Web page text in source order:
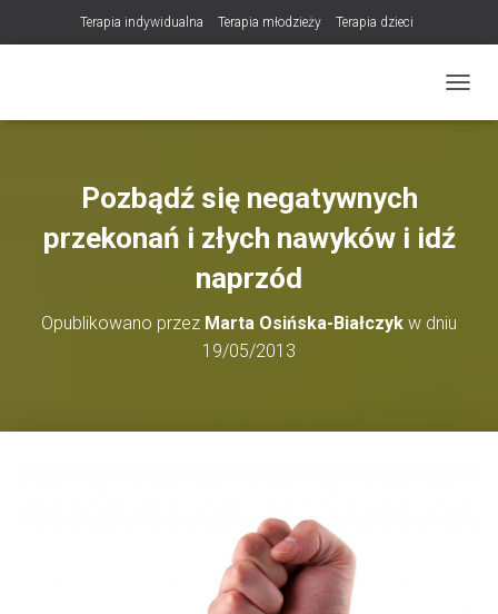
Terapia indywidualna Terapia młodzieży Terapia dzieci
NOWOŚĆ! Trening Komunikacji dla Par
LET Me Go! – Ekspresowa Terapia Lęku (IET) Cart
Konsultacje rodzicielskie
https://zdrowiewglowie.pl/konsultacje-rodzicielskie/ Płatność Produkty
Pozbądź się negatywnych
przekonań i złych nawyków i idź
naprzód
Opublikowano przez Marta Osińska-Białczyk w dniu
19/05/2013